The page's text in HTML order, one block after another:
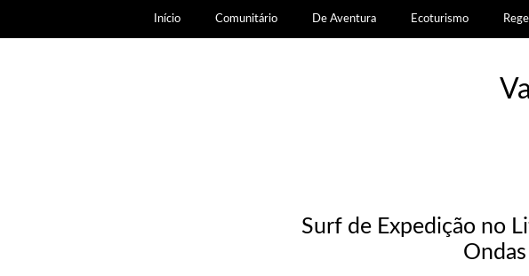
Início Comunitário De Aventura Ecoturismo
Surf de Expedição no